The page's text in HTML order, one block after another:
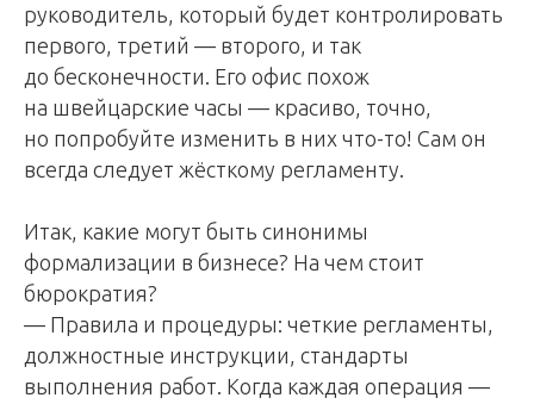
руководитель, который будет контролировать
первого, третий — второго, и так
до бесконечности. Его офис похож
на швейцарские часы — красиво, точно,
но попробуйте изменить в них что-то! Сам он
всегда следует жёсткому регламенту.
Итак, какие могут быть синонимы
формализации в бизнесе? На чем стоит
бюрократия?
— Правила и процедуры: четкие регламенты,
должностные инструкции, стандарты
выполнения работ. Когда каждая операция —